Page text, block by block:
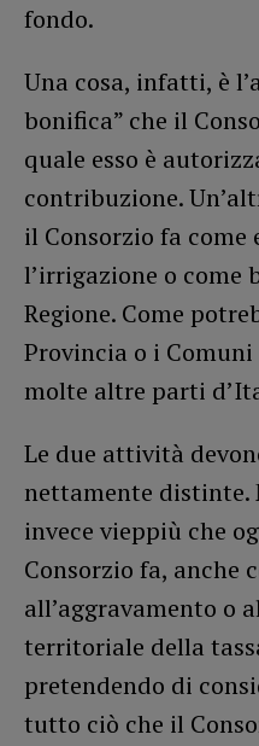
fondo.
Una cosa, infatti, è
bonifica” che il
quale esso è
contribuzione.
il Consorzio fa come
l’irrigazione o come
Regione. Come
Provincia o i
molte altre parti
Le due attività
nettamente distinte.
invece vieppiù che
Consorzio fa, anche
all’aggravamento o
territoriale della
pretendendo di
tutto ciò che il